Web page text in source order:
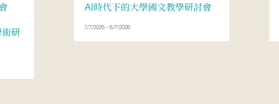
研
AI時代下的大學國文教學研討會
7/7/2026－8/7/2026